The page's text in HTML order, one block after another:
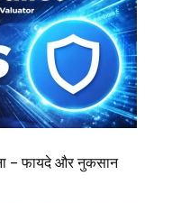
– फायदे और नुकसान